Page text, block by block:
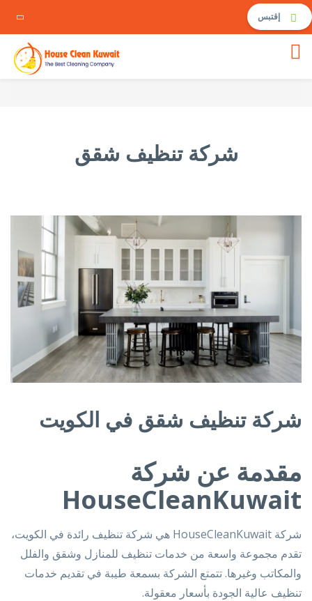
إقتبس
شركة تنظيف شقق
شركة تنظيف شقق في الكويت
مقدمة عن شركة
HouseCleanKuwait
شركة HouseCleanKuwait هي شركة تنظيف رائدة في الكويت،
تقدم مجموعة واسعة من خدمات تنظيف للمنازل وشقق والفلل
والمكاتب وغيرها. تتمتع الشركة بسمعة طيبة في تقديم خدمات
تنظيف عالية الجودة بأسعار معقولة.